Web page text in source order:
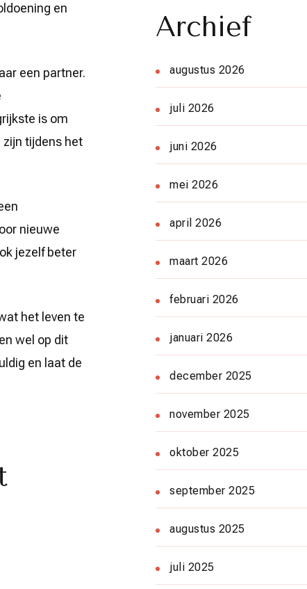
en
een partner.
is om
tijdens het
nieuwe
jezelf beter
het leven te
wel op dit
en laat de
Archief
augustus 2026
juli 2026
juni 2026
mei 2026
april 2026
maart 2026
februari 2026
januari 2026
december 2025
november 2025
oktober 2025
september 2025
augustus 2025
juli 2025